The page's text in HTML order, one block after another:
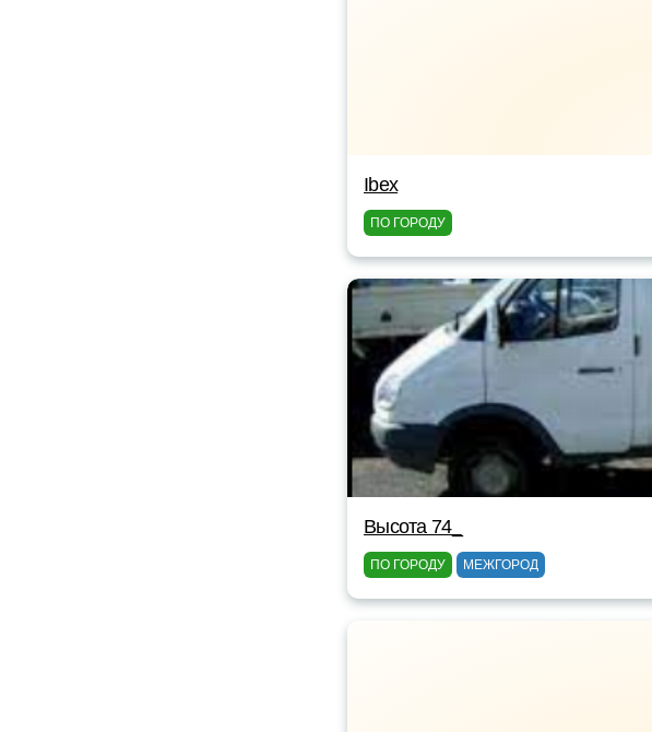
Ibex
ПО ГОРОДУ
Высота 74_
ПО ГОРОДУ МЕЖГОРОД